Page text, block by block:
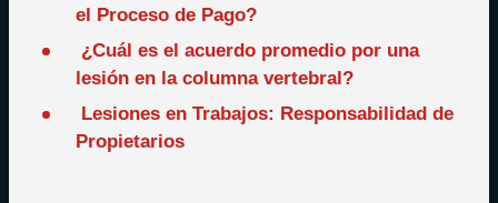
el Proceso de Pago?
¿Cuál es el acuerdo promedio por una
lesión en la columna vertebral?
Lesiones en Trabajos: Responsabilidad de
Propietarios